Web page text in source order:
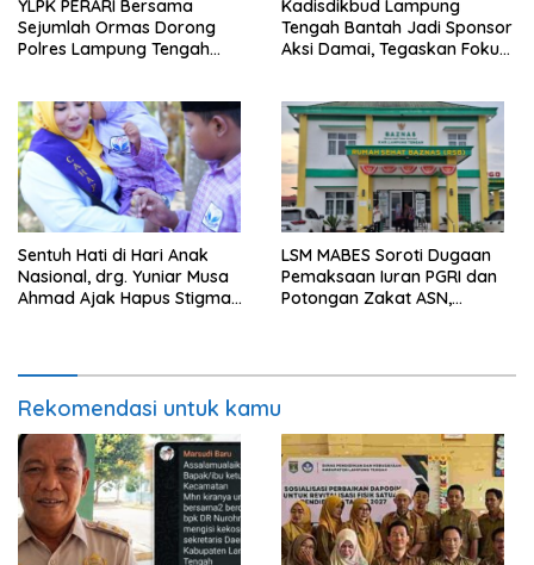
YLPK PERARI Bersama
Sejumlah Ormas Dorong
Polres Lampung Tengah
Pelanggaran UU ITE
Kadisdikbud Lampung
Tengah Bantah Jadi Sponsor
Aksi Damai, Tegaskan Fokus
Sentuh Hati di Hari Anak
Nasional, drg. Yuniar Musa
Ahmad Ajak Hapus Stigma
LSM MABES Soroti Dugaan
Pemaksaan Iuran PGRI dan
Potongan Zakat ASN,
Rekomendasi untuk kamu